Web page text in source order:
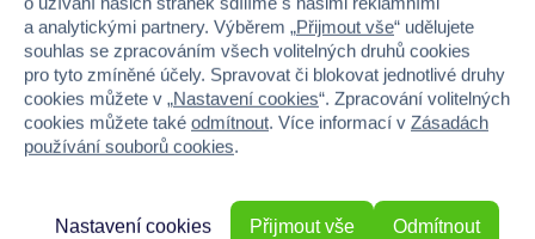
Věk od 3
Pohlaví HOLKA, KLUK
Materiál PLAST
a analytickými partnery. Výběrem „Přijmout vše“ udělujete
souhlas se zpracováním všech volitelných druhů cookies
pro tyto zmíněné účely. Spravovat či blokovat jednotlivé druhy
cookies můžete v „Nastavení cookies“. Zpracování volitelných
cookies můžete také odmítnout. Více informací v Zásadách
používání souborů cookies.
Odmítnout
Nastavení cookies Přijmout vše